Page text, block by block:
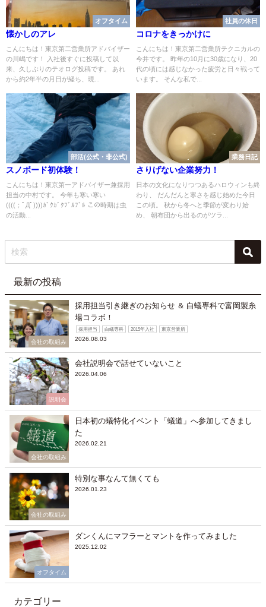
オフタイム
懐かしのアレ
こんにちは！東京第二営業所アドバイザー
の川嶋です！ 入社後すぐに投稿して以
来、久しぶりのテオログ投稿です。 あれ
から約2年半の月日が経ち、現...
社員の休日
コロナをきっかけに
こんにちは！東京第二営業所テクニカルの
今井です。 昨年の10月に30歳になり、20
代の頃には感じなかった疲労と日々戦って
います。 そんな私で...
部活(公式・非公式)
スノボード初体験！
こんにちは！東京第一アドバイザー兼採用
担当の中村です。 今年も寒い寒い
((((；ﾟДﾟ))))ｶﾞｸｶﾞｸﾌﾞﾙﾌﾞﾙ この時期は虫
の活動...
業務日記
さりげない企業努力！
日本の文化になりつつあるハロウィンも終
わり、 だんだんと寒さを感じ始めた今日
この頃。 秋から冬へと季節が変わり始
め、 朝布団から出るのがツラ...
最新の投稿
会社の取組み
採用担当引き継ぎのお知らせ ＆ 白蟻専科で富岡製糸
場コラボ！
採用担当 白蟻専科 2015年入社 東京営業所
2026.08.03
説明会
会社説明会で話せていないこと
2026.04.06
会社の取組み
日本初の蟻特化イベント「蟻道」へ参加してきまし
た
2026.02.21
会社の取組み
特別な事なんて無くても
2026.01.23
オフタイム
ダンくんにマフラーとマントを作ってみました
2025.12.02
カテゴリー